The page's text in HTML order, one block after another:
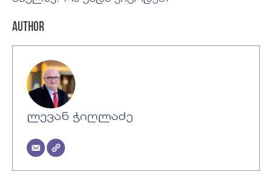
Author
ლევან ჭიღლაძე